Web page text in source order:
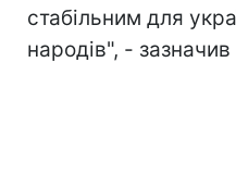
стабільним для
народів", -